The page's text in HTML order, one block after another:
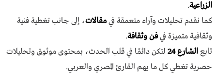
الزراعية.
كما نقدم تحليلات وآراء متعمقة فيمقالات، إلى جانب تغطية فنية
وثقافية متميزة فيفن وثقافة.
تابعالشارع 24
لتكن دائمًا في قلب الحدث، بمحتوى موثوق وتحليلات
حصرية تغطي كل ما يهم القارئ المصري والعربي.